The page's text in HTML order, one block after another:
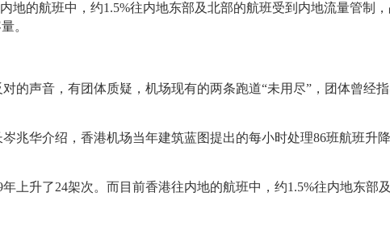
地的航班中，约1.5%往内地东部及北部的航班受到内地流量管制
量。
声音，有团体质疑，机场现有的两条跑道“未用尽”，团体曾经
华介绍，香港机场当年建筑蓝图提出的每小时处理86班航班升
升了24架次。而目前香港往内地的航班中，约1.5%往内地东部